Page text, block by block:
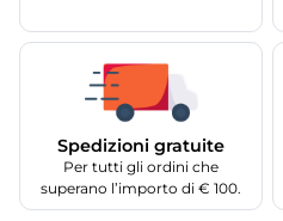
Spedizioni gratuite
Per tutti gli ordini che
superano l’importo di € 100.